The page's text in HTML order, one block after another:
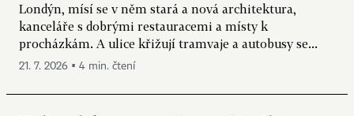
Londýn, mísí se v něm stará a nová architektura,
kanceláře s dobrými restauracemi a místy k
procházkám. A ulice křižují tramvaje a autobusy se...
21. 7. 2026 ▪ 4 min. čtení